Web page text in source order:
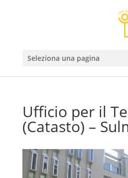
Seleziona una pagina
Ufficio per il
(Catasto) –